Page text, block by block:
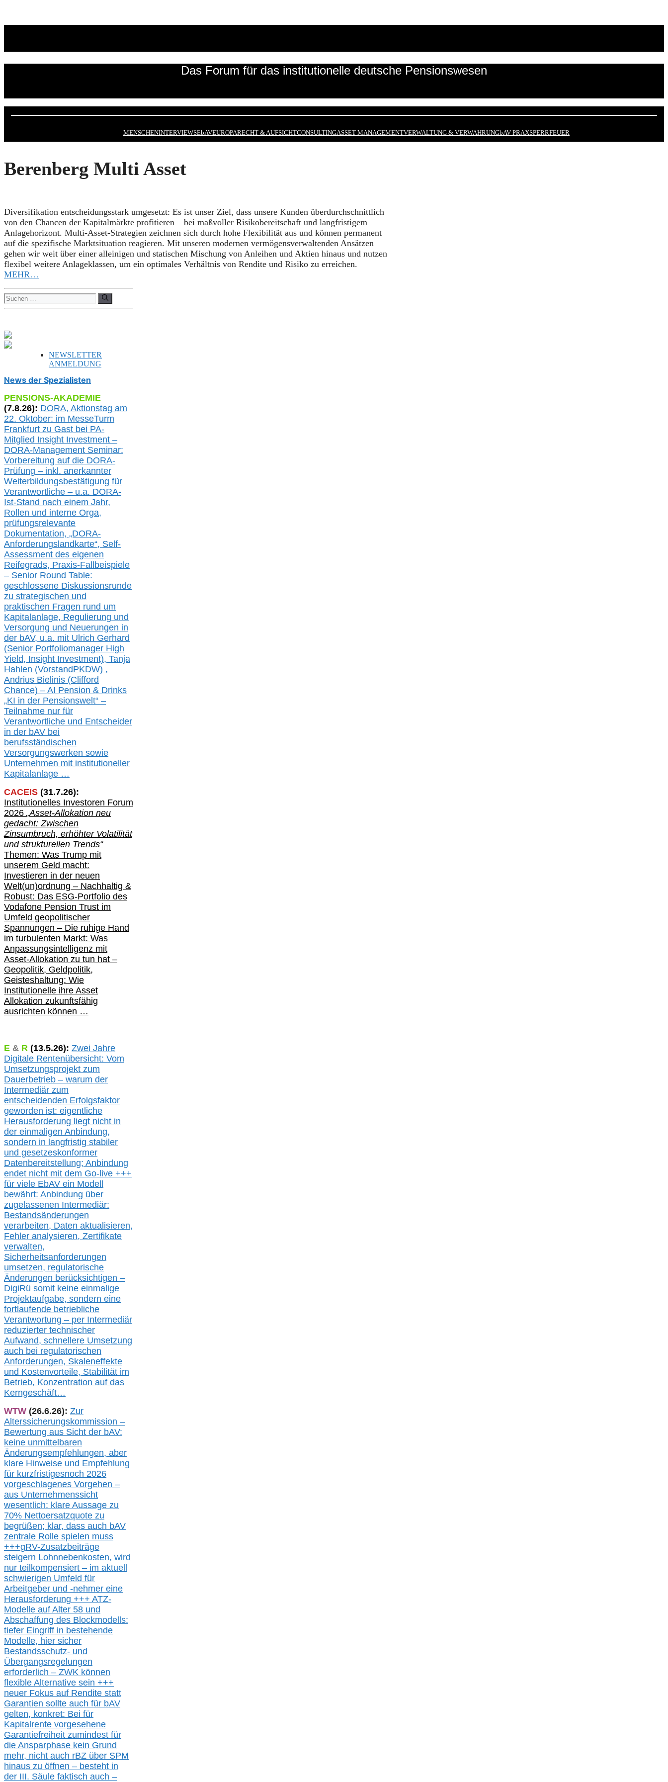
Das Forum für das institutionelle deutsche Pensionswesen
MENSCHENINTERVIEWSEbAVEUROPARECHT & AUFSICHTCONSULTINGASSET MANAGEMENTVERWALTUNG & VERWAHRUNGbAV-PRAXSPERRFEUER
Berenberg Multi Asset
Diversifikation entscheidungsstark umgesetzt: Es ist unser Ziel, dass unsere Kunden überdurchschnittlich
von den Chancen der Kapitalmärkte profitieren – bei maßvoller Risikobereitschaft und langfristigem
Anlagehorizont. Multi-Asset-Strategien zeichnen sich durch hohe Flexibilität aus und können permanent
auf die spezifische Marktsituation reagieren. Mit unseren modernen vermögensverwaltenden Ansätzen
gehen wir weit über einer alleinigen und statischen Mischung von Anleihen und Aktien hinaus und nutzen
flexibel weitere Anlageklassen, um ein optimales Verhältnis von Rendite und Risiko zu erreichen.
MEHR…
Suchen
nach:
NEWSLETTER
ANMELDUNG
News der Spezialisten
PENSIONS-AKADEMIE
(7.8.26): DORA, Aktionstag am
22. Oktober: im MesseTurm
Frankfurt zu Gast bei PA-
Mitglied Insight Investment –
DORA-Management Seminar:
Vorbereitung auf die DORA-
Prüfung – inkl. anerkannter
Weiterbildungsbestätigung für
Verantwortliche – u.a. DORA-
Ist-Stand nach einem Jahr,
Rollen und interne Orga,
prüfungsrelevante
Dokumentation, „DORA-
Anforderungslandkarte“, Self-
Assessment des eigenen
Reifegrads, Praxis-Fallbeispiele
– Senior Round Table:
geschlossene Diskussionsrunde
zu strategischen und
praktischen Fragen rund um
Kapitalanlage, Regulierung und
Versorgung und Neuerungen in
der bAV, u.a. mit Ulrich Gerhard
(Senior Portfoliomanager High
Yield, Insight Investment), Tanja
Hahlen (VorstandPKDW) ,
Andrius Bielinis (Clifford
Chance) – AI Pension & Drinks
„KI in der Pensionswelt“ –
Teilnahme nur für
Verantwortliche und Entscheider
in der bAV bei
berufsständischen
Versorgungswerken sowie
Unternehmen mit institutioneller
Kapitalanlage …
CACEIS (31.7.26):
Institutionelles Investoren Forum
2026 „Asset-Allokation neu
gedacht: Zwischen
Zinsumbruch, erhöhter Volatilität
und strukturellen Trends“
Themen: Was Trump mit
unserem Geld macht:
Investieren in der neuen
Welt(un)ordnung – Nachhaltig &
Robust: Das ESG-Portfolio des
Vodafone Pension Trust im
Umfeld geopolitischer
Spannungen – Die ruhige Hand
im turbulenten Markt: Was
Anpassungsintelligenz mit
Asset-Allokation zu tun hat –
Geopolitik, Geldpolitik,
Geisteshaltung: Wie
Institutionelle ihre Asset
Allokation zukunftsfähig
ausrichten können …
E & R (13.5.26): Zwei Jahre
Digitale Rentenübersicht: Vom
Umsetzungsprojekt zum
Dauerbetrieb – warum der
Intermediär zum
entscheidenden Erfolgsfaktor
geworden ist: eigentliche
Herausforderung liegt nicht in
der einmaligen Anbindung,
sondern in langfristig stabiler
und gesetzeskonformer
Datenbereitstellung; Anbindung
endet nicht mit dem Go-live +++
für viele EbAV ein Modell
bewährt: Anbindung über
zugelassenen Intermediär:
Bestandsänderungen
verarbeiten, Daten aktualisieren,
Fehler analysieren, Zertifikate
verwalten,
Sicherheitsanforderungen
umsetzen, regulatorische
Änderungen berücksichtigen –
DigiRü somit keine einmalige
Projektaufgabe, sondern eine
fortlaufende betriebliche
Verantwortung – per Intermediär
reduzierter technischer
Aufwand, schnellere Umsetzung
auch bei regulatorischen
Anforderungen, Skaleneffekte
und Kostenvorteile, Stabilität im
Betrieb, Konzentration auf das
Kerngeschäft…
WTW (26.6.26): Zur
Alterssicherungskommission –
Bewertung aus Sicht der bAV:
keine unmittelbaren
Änderungsempfehlungen, aber
klare Hinweise und Empfehlung
für kurzfristigesnoch 2026
vorgeschlagenes Vorgehen –
aus Unternehmenssicht
wesentlich: klare Aussage zu
70% Nettoersatzquote zu
begrüßen; klar, dass auch bAV
zentrale Rolle spielen muss
+++gRV-Zusatzbeiträge
steigern Lohnnebenkosten, wird
nur teilkompensiert – im aktuell
schwierigen Umfeld für
Arbeitgeber und -nehmer eine
Herausforderung +++ ATZ-
Modelle auf Alter 58 und
Abschaffung des Blockmodells:
tiefer Eingriff in bestehende
Modelle, hier sicher
Bestandsschutz- und
Übergangsregelungen
erforderlich – ZWK können
flexible Alternative sein +++
neuer Fokus auf Rendite statt
Garantien sollte auch für bAV
gelten, konkret: Bei für
Kapitalrente vorgesehene
Garantiefreiheit zumindest für
die Ansparphase kein Grund
mehr, nicht auch rBZ über SPM
hinaus zu öffnen – besteht in
der III. Säule faktisch auch –